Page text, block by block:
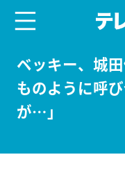
ベッキー、城
ものように呼
が…」